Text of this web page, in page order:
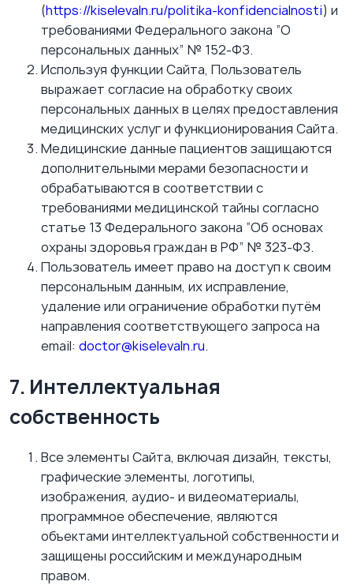
(https://kiselevaln.ru/politika-konfidencialnosti) и
требованиями Федерального закона “О
персональных данных” № 152‑ФЗ.
Используя функции Сайта, Пользователь
выражает согласие на обработку своих
персональных данных в целях предоставления
медицинских услуг и функционирования Сайта.
Медицинские данные пациентов защищаются
дополнительными мерами безопасности и
обрабатываются в соответствии с
требованиями медицинской тайны согласно
статье 13 Федерального закона “Об основах
охраны здоровья граждан в РФ” № 323-ФЗ.
Пользователь имеет право на доступ к своим
персональным данным, их исправление,
удаление или ограничение обработки путём
направления соответствующего запроса на
email: doctor@kiselevaln.ru.
7. Интеллектуальная
собственность
Все элементы Сайта, включая дизайн, тексты,
графические элементы, логотипы,
изображения, аудио- и видеоматериалы,
программное обеспечение, являются
объектами интеллектуальной собственности и
защищены российским и международным
правом.